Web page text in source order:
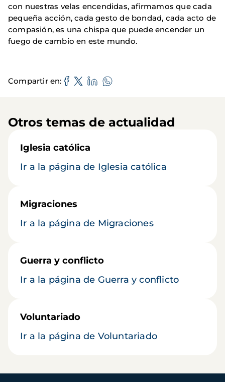
con nuestras velas encendidas, afirmamos que cada
pequeña acción, cada gesto de bondad, cada acto de
compasión, es una chispa que puede encender un
fuego de cambio en este mundo.
Compartir en
Otros temas de actualidad
Iglesia católica
Ir a la página de Iglesia católica
Migraciones
Ir a la página de Migraciones
Guerra y conflicto
Ir a la página de Guerra y conflicto
Voluntariado
Ir a la página de Voluntariado